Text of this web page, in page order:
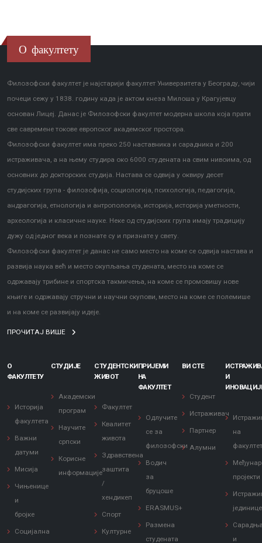
О факултету
Филозофски факултет је најстарији факултет Универзитета у Београду, чији
почеци сежу у 1838. годину када је актом кнеза Милоша у Крагујевцу
основан Лицеј. Данас је Филозофски факултет модерна школа која прати
све савремене токове европског академског простора.
Филозофски факултет има преко 250 наставника и сарадника и 200
истраживача, а на њему студира око 6000 студената на свим нивоима, од
основних до докторских студија. Настава се одвија у оквиру десет
студијских група - филозофија, социологија, психологија, педагогија,
андрагогија, етнологија и антропологија, историја, историја уметности,
археологија и класичне науке. Неке од студијских група имају традицију
дужу од једног века и познате су и признате у свету.
Филозофски факултет је данас не само место на коме се одвија настава и
развија наука већ и место окупљања студената, место на коме се
одржавају трибине и спортска такмичења, на коме се промовишу нове
књиге и одржавају стручни и научни скупови, место на коме се полемише
и на коме се развијају идеје.
ПРОЧИТАЈ ВИШЕ
О
ФАКУЛТЕТУ
Историја
факултета
Важни
датуми
Мисија
Чињенице
и
бројке
Социјална
СТУДИЈЕ
Академски
програм
Научите
српски
Корисне
информације
СТУДЕНТСКИ
ЖИВОТ
Факултет
Квалитет
живота
Здравствена
заштита
/
хендикеп
Спорт
Културне
ПРИЈЕМИ
НА
ФАКУЛТЕТ
Одлучите
се за
филозофски
Водич
за
бруцоше
ERASMUS+
Размена
студената
ВИ СТЕ
Студент
Истраживач
Партнер
Алумни
И
на
пројекти
јединице
и